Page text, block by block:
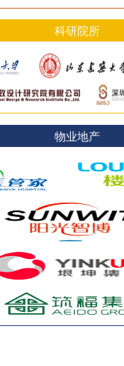
科研院所
物业地产